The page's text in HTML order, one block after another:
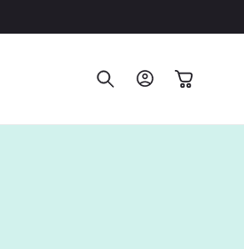
ConnexionPanier